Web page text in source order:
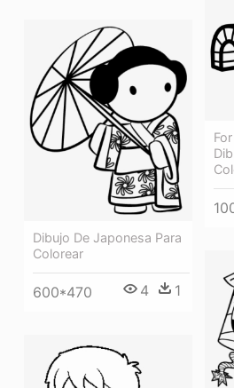
Dibujo De Japonesa Para
Colorear
600*470 4 1